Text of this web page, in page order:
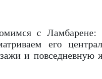
с
его
и повседневную